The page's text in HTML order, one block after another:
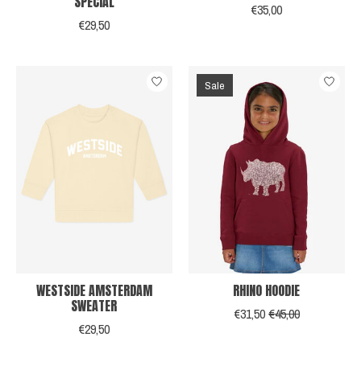
€29,50
€35,00
WESTSIDE AMSTERDAM
SWEATER
€29,50
Sale
RHINO HOODIE
€31,50€45,00